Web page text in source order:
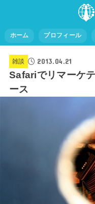
ホーム プロフィール
雑談 2013.04.21
Safariでリマーケ
ース